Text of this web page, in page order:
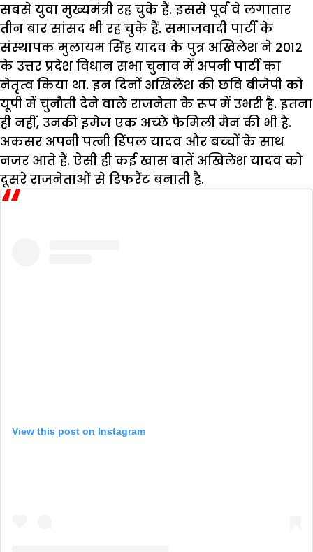
सबसे युवा मुख्यमंत्री रह चुके हैं. इससे पूर्व वे लगातार
तीन बार सांसद भी रह चुके हैं. समाजवादी पार्टी के
संस्थापक मुलायम सिंह यादव के पुत्र अखिलेश ने 2012
के उत्तर प्रदेश विधान सभा चुनाव में अपनी पार्टी का
नेतृत्व किया था. इन दिनों अखिलेश की छवि बीजेपी को
यूपी में चुनौती देने वाले राजनेता के रूप में उभरी है. इतना
ही नहीं, उनकी इमेज एक अच्‍छे फैमिली मैन की भी है.
अकसर अपनी पत्‍नी डिंपल यादव और बच्‍चों के साथ
नजर आते हैं. ऐसी ही कई खास बातें अखिलेश यादव को
दूसरे राजनेताओं से डिफरैंट बनाती है.
View this post on Instagram